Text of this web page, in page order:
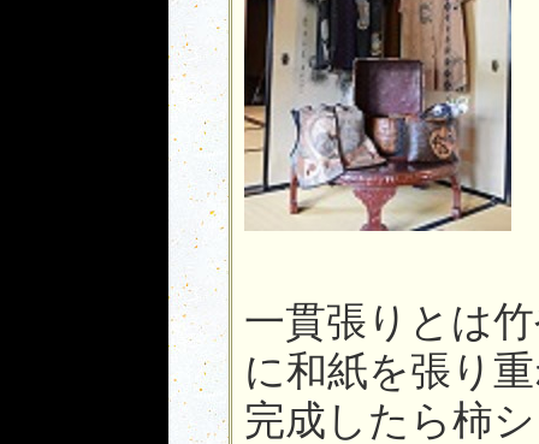
一貫張りとは
に和紙を張り
完成したら柿